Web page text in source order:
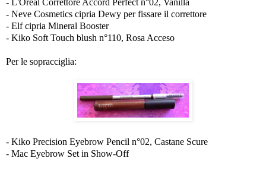
- L'Oréal Correttore Accord Perfect n°02, Vanilla
- Neve Cosmetics cipria Dewy per fissare il correttore
- Elf cipria Mineral Booster
- Kiko Soft Touch blush n°110, Rosa Acceso
Per le sopracciglia:
- Kiko Precision Eyebrow Pencil n°02, Castane Scure
- Mac Eyebrow Set in Show-Off